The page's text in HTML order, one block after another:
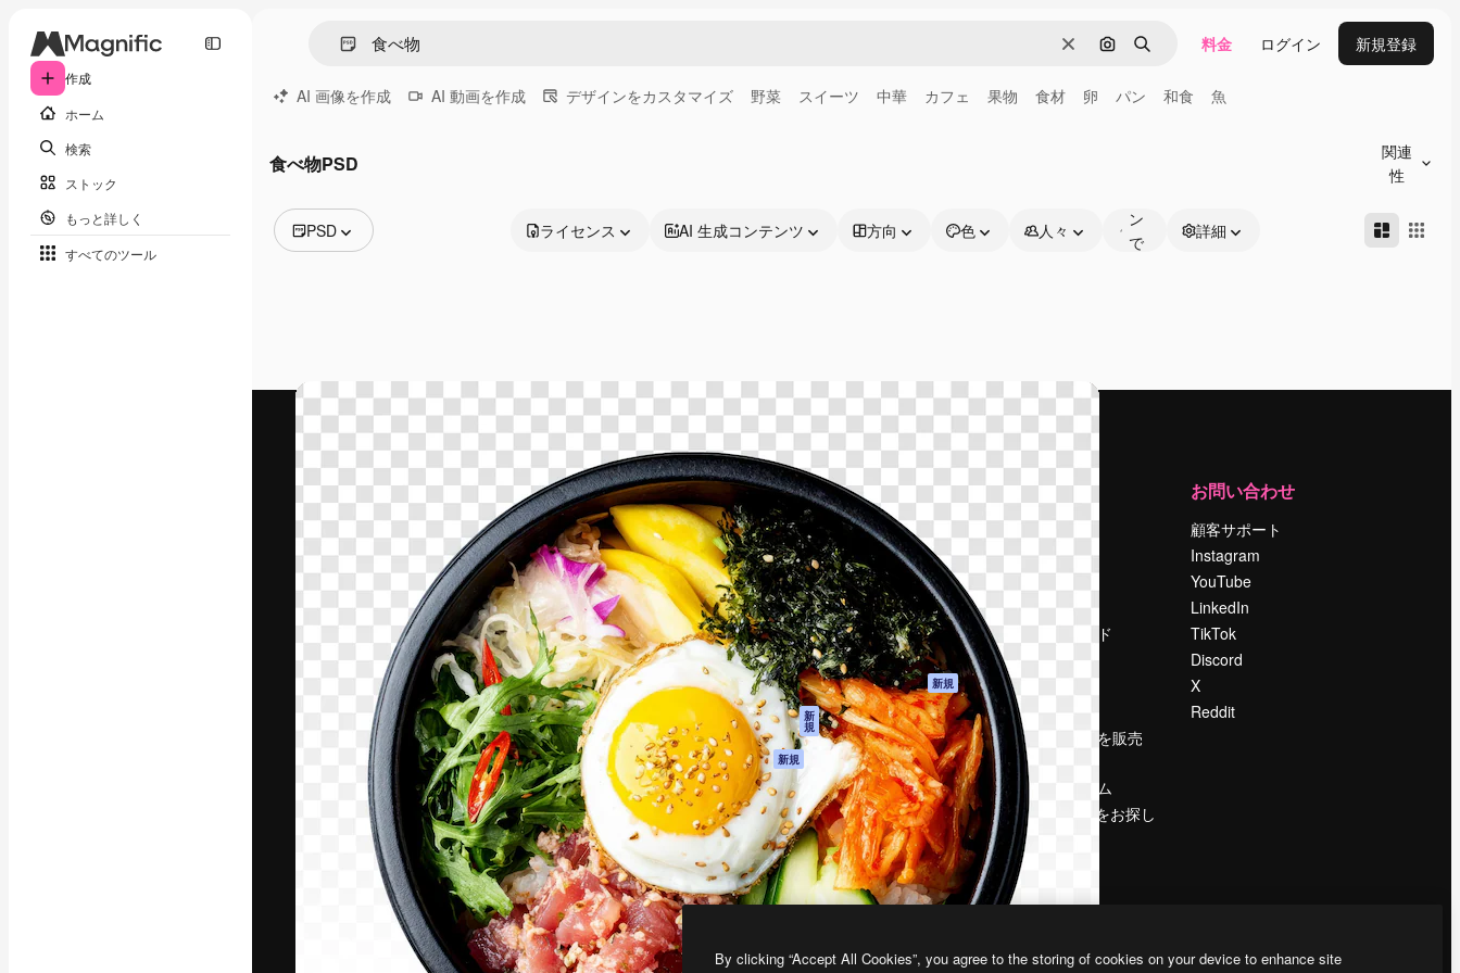
作成
ホーム
検索
ストック
もっと詳しく
すべてのツール
消去 画像で検索
検索 料金 ログイン 新規登録
AI 画像を作成 AI 動画を作成 デザインをカスタマイズ 野菜 スイーツ 中華 カフェ 果物 食材 卵 パン 和食 魚
食べ物PSD
関連
性
PSD
動画
アイコン
3D モデル
フォント
ライセンス AI 生成コンテンツ 方向 色 人々
ン
で
詳細
最高のクリエイティブ制作を導くためのプラ
ットフォーム。クリエイター、企業、代理
店、スタジオを含む100万人以上が利用して
います。
日本語
製品
Spaces
AI アシスタント
AI 画像生成ツール
AI 動画生成ツール
AI 音声合成ツール
ストックコンテン
ツ
Claude/ChatGPT
向けMCP
新
規
エージェント 新規
API
モバイルアプリ
すべてのMagnificツ
ール
はじめに
Academy
ドキュメント
サポート
利用規約
プライバシーポリ
シー
オリジナル 新規
クッキーポリシー
トラストセンター
アフィリエイト
法人向け
運営
会社概要
採用情報
検索トレンド
ブログ
コンテンツを販売
する
プレスルーム
magnific.aiをお探し
ですか？
お問い合わせ
顧客サポート
Instagram
YouTube
LinkedIn
TikTok
Discord
X
Reddit
Copyright © 2010-2026Freepik Company S.L.U.無断複写・転載を禁じます
By clicking “Accept All Cookies”, you agree to the storing of cookies on your device to enhance site